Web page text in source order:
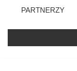
zmienić/wycofać
znajdujący się w
użytkownika, ale
przetwarzaniu.
PARTNERZY